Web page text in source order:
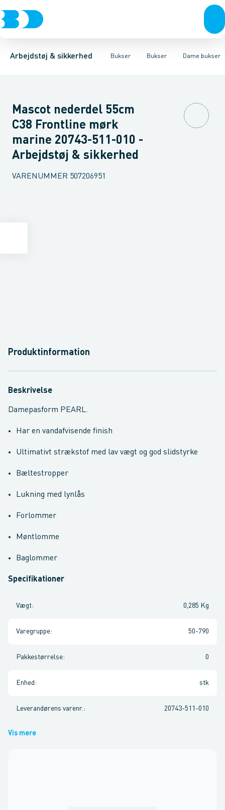
Arbejdstøj & sikkerhed Bukser
Trøjer & t-shirtsBukser Overtøj & huer Undertøj & sokkerSko
Bukser
BukserKnickers & Shorts OverallsKedeldragter Knæskånere
Dame bukser
Bukser med hængelommer Bukser med lårlommer
Mascot nederdel 55cm
C38 Frontline mørk
marine 20743-511-010 -
Arbejdstøj & sikkerhed
VARENUMMER 507206951
Produktinformation
Beskrivelse
Damepasform PEARL.
Har en vandafvisende finish
Ultimativt strækstof med lav vægt og god slidstyrke
Bæltestropper
Lukning med lynlås
Forlommer
Møntlomme
Baglommer
Specifikationer
Vægt: 0,285 Kg
Varegruppe: 50-790
Pakkestørrelse: 0
Enhed : stk
Leverandørens varenr. : 20743-511-010
Vis mere